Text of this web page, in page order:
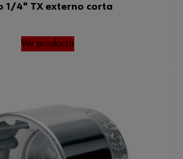
1/4" TX externo corta
Ver producto